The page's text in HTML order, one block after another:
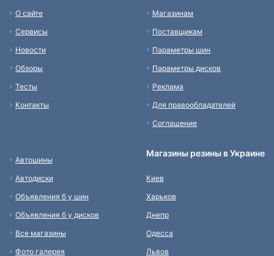
О сайте
Сервисы
Новости
Обзоры
Тесты
Контакты
Магазинам
Поставщикам
Параметры шин
Параметры дисков
Реклама
Для правообладателей
Соглашение
Автошины
Автодиски
Объявления б у шин
Объявления б у дисков
Все магазины
Фото галерея
Магазины резины в Украине
Киев
Харьков
Днепр
Одесса
Львов